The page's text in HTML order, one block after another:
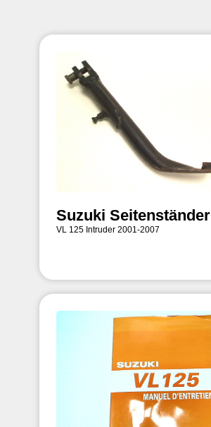
Suzuki Seitenständer
VL 125 Intruder 2001-2007